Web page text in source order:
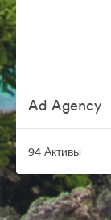
Ad Agency
94 Активы